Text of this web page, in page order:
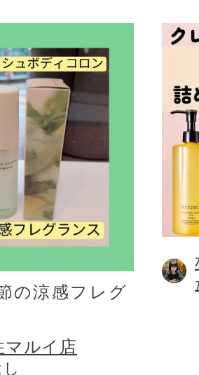
の涼感フレグ
マルイ店